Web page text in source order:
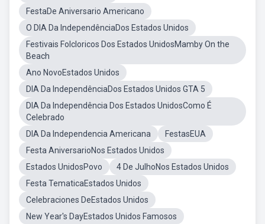
FestaDe Aniversario Americano
O DIA Da IndependênciaDos Estados Unidos
Festivais Folcloricos Dos Estados UnidosMamby On the
Beach
Ano NovoEstados Unidos
DIA Da IndependênciaDos Estados Unidos GTA 5
DIA Da Independência Dos Estados UnidosComo É
Celebrado
DIA Da Independencia Americana
FestasEUA
Festa AniversarioNos Estados Unidos
Estados UnidosPovo
4 De JulhoNos Estados Unidos
Festa TematicaEstados Unidos
Celebraciones DeEstados Unidos
New Year's DayEstados Unidos Famosos